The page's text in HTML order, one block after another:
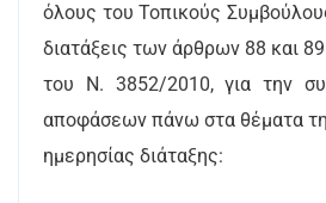
όλους του Τοπικούς
διατάξεις των άρθρων 88 και 89
του Ν. 3852/2010, για την
αποφάσεων πάνω στα θέματα
ημερησίας διάταξης: